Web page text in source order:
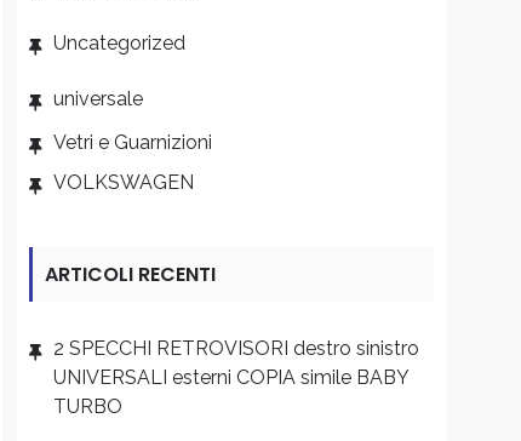
Uncategorized
universale
Vetri e Guarnizioni
VOLKSWAGEN
ARTICOLI RECENTI
2 SPECCHI RETROVISORI destro sinistro
UNIVERSALI esterni COPIA simile BABY
TURBO